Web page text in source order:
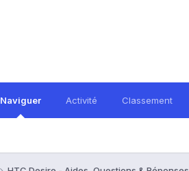
Naviguer Activité Classement